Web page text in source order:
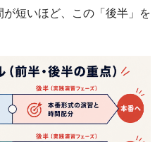
が短いほど、この「後半」を